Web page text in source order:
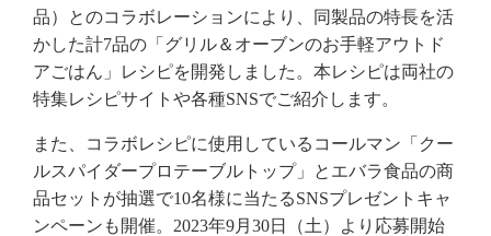
品）とのコラボレーションにより、同製品の特長を活
かした計7品の「グリル＆オーブンのお手軽アウトド
アごはん」レシピを開発しました。本レシピは両社の
特集レシピサイトや各種SNSでご紹介します。
また、コラボレシピに使用しているコールマン「クー
ルスパイダープロテーブルトップ」とエバラ食品の商
品セットが抽選で10名様に当たるSNSプレゼントキャ
ンペーンも開催。2023年9月30日（土）より応募開始